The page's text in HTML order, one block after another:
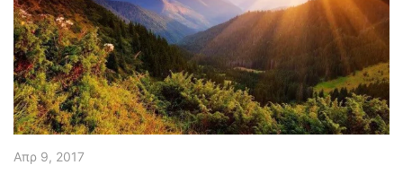
Απρ 9, 2017